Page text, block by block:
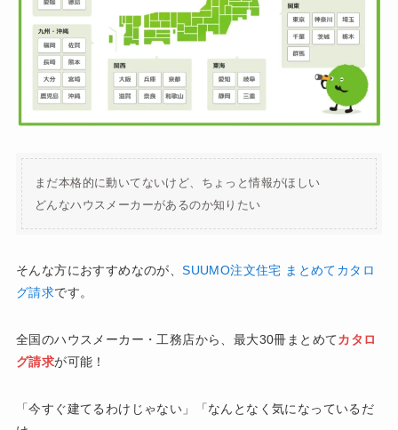
まだ本格的に動いてないけど、ちょっと情報がほしい
どんなハウスメーカーがあるのか知りたい
そんな方におすすめなのが、SUUMO注文住宅 まとめてカタロ
グ請求です。
全国のハウスメーカー・工務店から、最大30冊まとめてカタロ
グ請求が可能！
「今すぐ建てるわけじゃない」「なんとなく気になっているだ